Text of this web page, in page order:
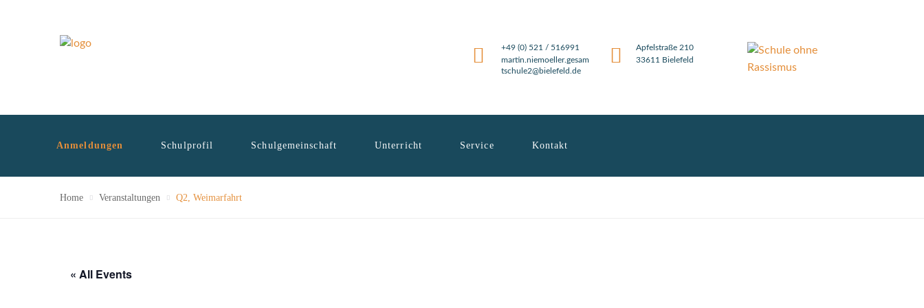
+49 (0) 521 / 516991
martin.niemoeller.gesam
tschule2@bielefeld.de
Apfelstraße 210
33611 Bielefeld
Anmeldungen Schulprofil Schulgemeinschaft Unterricht Service Kontakt
Home Veranstaltungen Q2, Weimarfahrt
« All Events